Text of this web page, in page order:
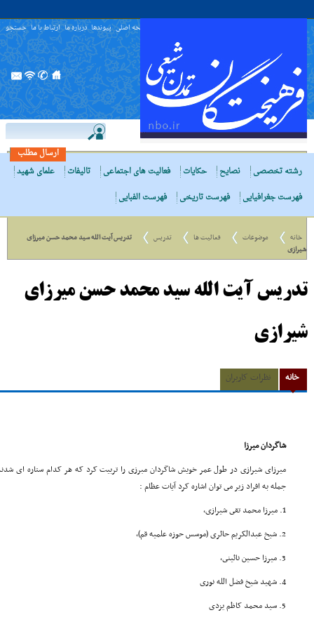
صفحه اصلی پیوندها درباره ما ارتباط با ما جستجو
ارسال مطلب
رشته تخصصی
نصایح حکایات فعالیت های اجتماعی تالیفات
علمای شهید
فهرست جغرافیایی
فهرست تاریخی فهرست الفبایی
خانه موضوعات فعالیت ها تدریس
تدریس آیت الله سید محمد حسن میرزای
شیرازی
تدریس آیت الله سید محمد حسن میرزای
شیرازی
خانه نظرات کاربران
شاگردان میرزا
میرزاى شیرازى در طول عمر خویش شاگردان مبرزى را تربیت کرد که هر کدام ستاره اى
جمله به افراد زیر مى توان اشاره کرد آیات عظام :
1. میرزا محمد تقى شیرازى،
2. شیخ عبدالکریم حائرى (موسس حوزه علمیه قم)،
3. میرزا حسین نائینى،
4. شهید شیخ فضل الله نورى
5. سید محمد کاظم یزدى